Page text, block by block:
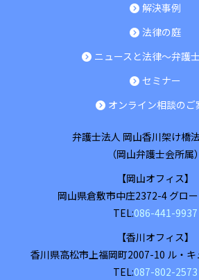
解決事例
法律の庭
ニュースと法律～弁護
セミナー
オンライン相談のご
弁護士法人 岡山香川架け橋
（岡山弁護士会所属）
【岡山オフィス】
岡山県倉敷市中庄2372-4 グロ
TEL:086-441-9937
【香川オフィス】
香川県高松市上福岡町2007-10 ル・
TEL:087-802-2573